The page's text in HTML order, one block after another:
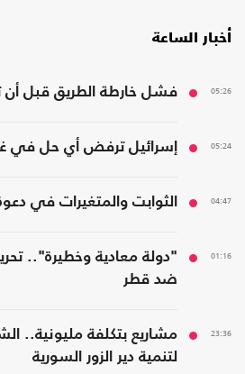
أخبار الساعة
05:26 فشل خارطة الطريق قبل أن
05:24 إسرائيل ترفض أي حل في
04:47 الثوابت والمتغيرات في
01:16
"دولة معادية وخطيرة"..
ضد قطر
23:36
مشاريع بتكلفة مليونية..
لتنمية دير الزور السورية